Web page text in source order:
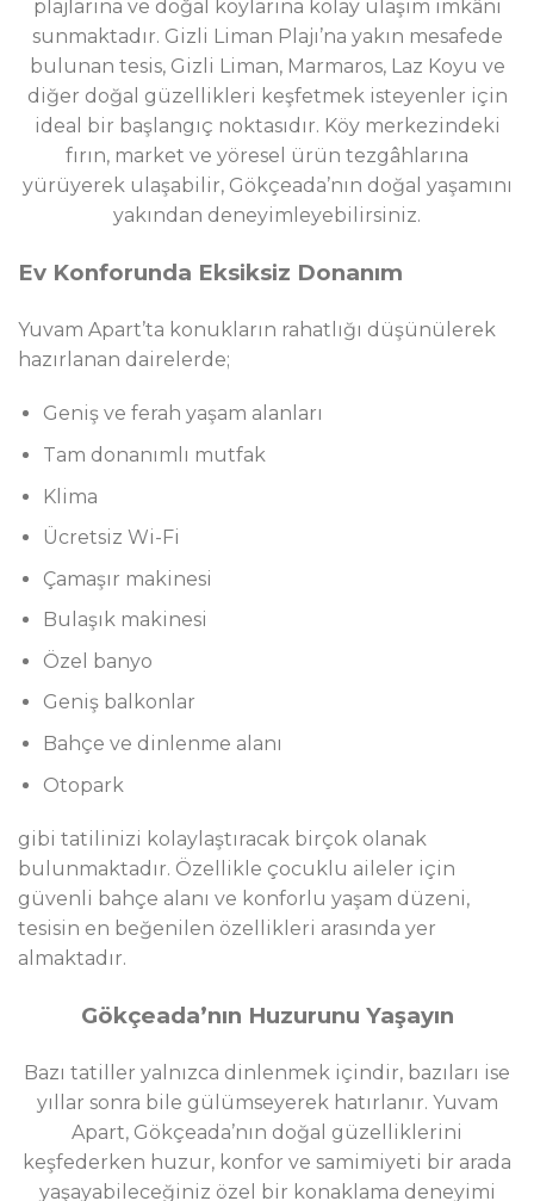
sunmaktadır. Gizli Liman Plajı’na yakın mesafede
bulunan tesis, Gizli Liman, Marmaros, Laz Koyu ve
diğer doğal güzellikleri keşfetmek isteyenler için
ideal bir başlangıç noktasıdır. Köy merkezindeki
fırın, market ve yöresel ürün tezgâhlarına
yürüyerek ulaşabilir, Gökçeada’nın doğal yaşamını
yakından deneyimleyebilirsiniz.
hazırlanan dairelerde;
bulunmaktadır. Özellikle çocuklu aileler için
güvenli bahçe alanı ve konforlu yaşam düzeni,
tesisin en beğenilen özellikleri arasında yer
almaktadır.
yıllar sonra bile gülümseyerek hatırlanır. Yuvam
Apart, Gökçeada’nın doğal güzelliklerini
keşfederken huzur, konfor ve samimiyeti bir arada
yaşayabileceğiniz özel bir konaklama deneyimi